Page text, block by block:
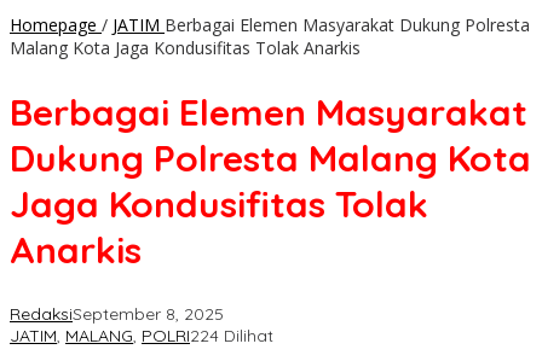
Homepage / JATIM Berbagai Elemen Masyarakat Dukung Polresta
Malang Kota Jaga Kondusifitas Tolak Anarkis
Berbagai Elemen Masyarakat
Dukung Polresta Malang Kota
Jaga Kondusifitas Tolak
Anarkis
RedaksiSeptember 8, 2025
JATIM, MALANG, POLRI224 Dilihat